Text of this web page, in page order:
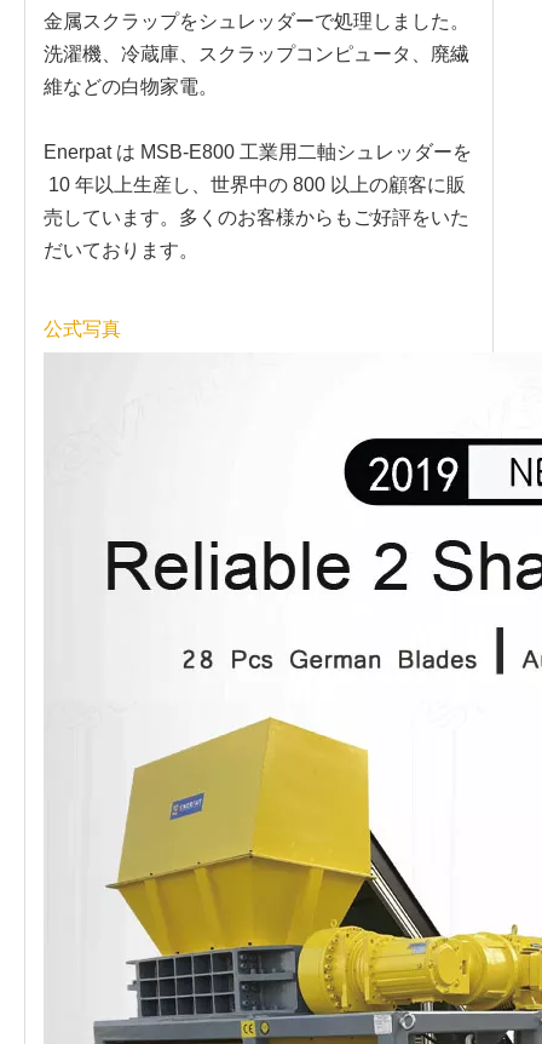
金属スクラップをシュレッダーで処理しました。
洗濯機、冷蔵庫、スクラップコンピュータ、廃繊
維などの白物家電。
Enerpat は MSB-E800 工業用二軸シュレッダーを
10 年以上生産し、世界中の 800 以上の顧客に販
売しています。多くのお客様からもご好評をいた
だいております。
公式写真